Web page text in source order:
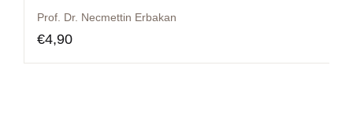
Prof. Dr. Necmettin Erbakan
€4,90